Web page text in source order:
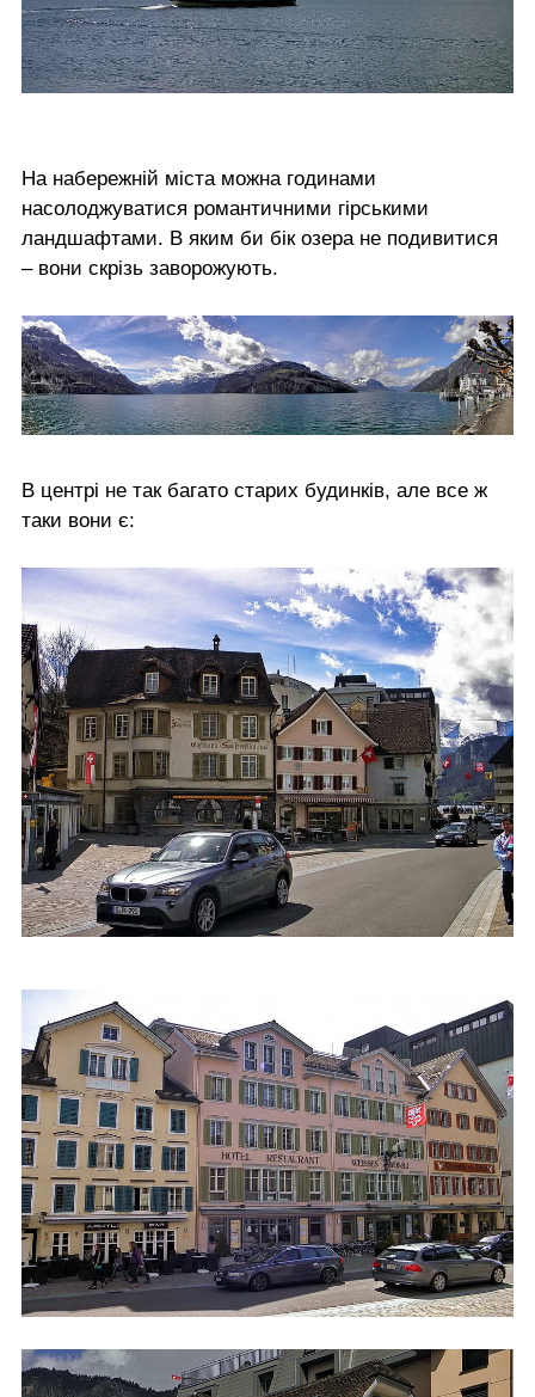
На набережній міста можна годинами
насолоджуватися романтичними гірськими
ландшафтами. В яким би бік озера не подивитися
– вони скрізь заворожують.
В центрі не так багато старих будинків, але все ж
таки вони є: